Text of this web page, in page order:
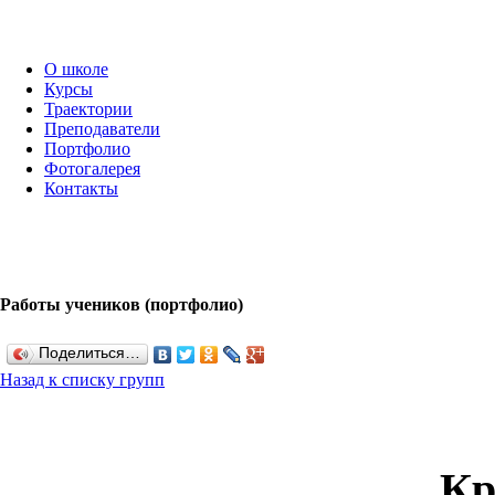
О школе
Курсы
Траектории
Преподаватели
Портфолио
Фотогалерея
Контакты
Работы учеников (портфолио)
Поделиться…
Назад к списку групп